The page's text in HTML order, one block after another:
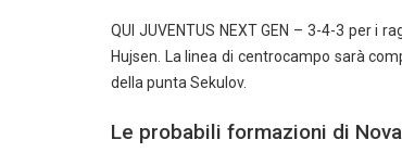
QUI JUVENTUS NEXT GEN – 3-4-3 per i
Hujsen. La linea di centrocampo sarà
della punta Sekulov.
Le probabili formazioni di